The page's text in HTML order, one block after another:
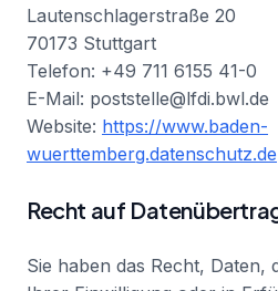
Lautenschlagerstraße 20
70173 Stuttgart
Telefon: +49 711 6155 41-0
E-Mail: poststelle@lfdi.bwl.de
Website: https://www.baden-
wuerttemberg.datenschutz.de
Recht auf
Sie haben das Recht, Daten,